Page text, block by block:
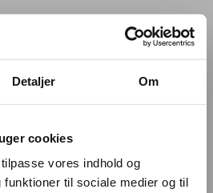
Detaljer Om
cookies
vores indhold og
til sociale medier og til
was unable to load
and make sure not